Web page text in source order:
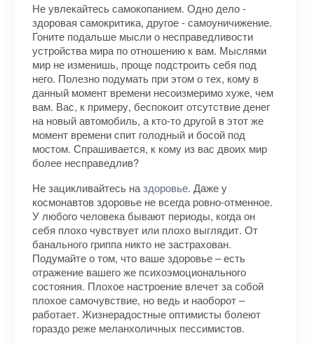
Не увлекайтесь самокопанием. Одно дело -
здоровая самокритика, другое - самоуничижение.
Гоните подальше мысли о несправедливости
устройства мира по отношению к вам. Мыслями
мир не изменишь, проще подстроить себя под
него. Полезно подумать при этом о тех, кому в
данный момент времени несоизмеримо хуже, чем
вам. Вас, к примеру, беспокоит отсутствие денег
на новый автомобиль, а кто-то другой в этот же
момент времени спит голодный и босой под
мостом. Спрашивается, к кому из вас двоих мир
более несправедлив?
Не зацикливайтесь наздоровье. Даже у
космонавтов здоровье не всегда ровно-отменное.
У любого человека бывают периоды, когда он
себя плохо чувствует или плохо выглядит. От
банального гриппа никто не застрахован.
Подумайте о том, что ваше здоровье – есть
отражение вашего же психоэмоционального
состояния. Плохое настроение влечет за собой
плохое самочувствие, но ведь и наоборот –
работает. Жизнерадостные оптимисты болеют
гораздо реже меланхоличных пессимистов.